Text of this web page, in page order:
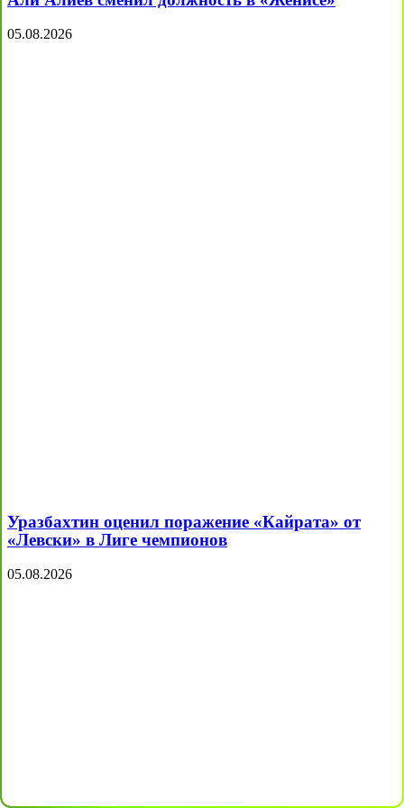
05.08.2026
Уразбахтин оценил поражение «Кайрата» от
«Левски» в Лиге чемпионов
05.08.2026